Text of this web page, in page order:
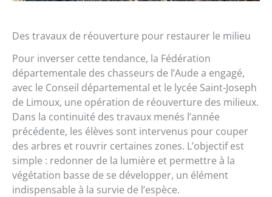
Des travaux de réouverture pour restaurer le milieu
Pour inverser cette tendance, la Fédération
départementale des chasseurs de l’Aude a engagé,
avec le Conseil départemental et le lycée Saint-Joseph
de Limoux, une opération de réouverture des milieux.
Dans la continuité des travaux menés l’année
précédente, les élèves sont intervenus pour couper
des arbres et rouvrir certaines zones. L’objectif est
simple : redonner de la lumière et permettre à la
végétation basse de se développer, un élément
indispensable à la survie de l’espèce.